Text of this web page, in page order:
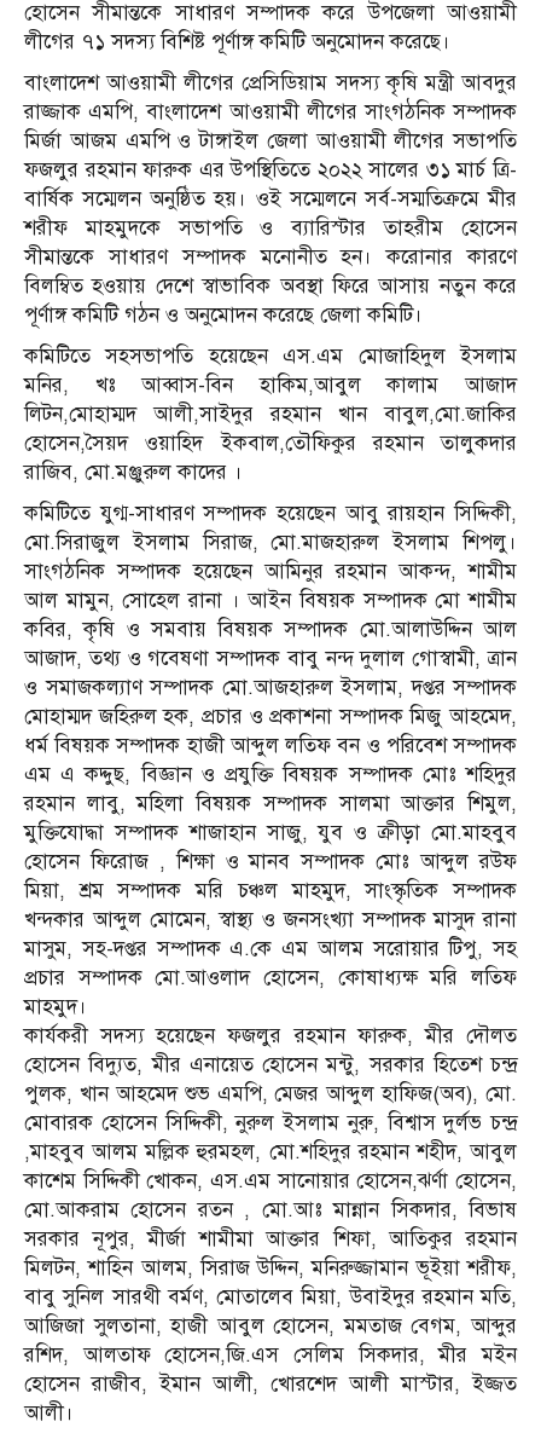
হোসেন সীমান্তকে সাধারণ সম্পাদক করে উপজেলা আওয়ামী
লীগের ৭১ সদস্য বিশিষ্ট পূর্ণাঙ্গ কমিটি অনুমোদন করেছে।
বাংলাদেশ আওয়ামী লীগের প্রেসিডিয়াম সদস্য কৃষি মন্ত্রী আবদুর
রাজ্জাক এমপি, বাংলাদেশ আওয়ামী লীগের সাংগঠনিক সম্পাদক
মির্জা আজম এমপি ও টাঙ্গাইল জেলা আওয়ামী লীগের সভাপতি
ফজলুর রহমান ফারুক এর উপস্থিতিতে ২০২২ সালের ৩১ মার্চ ত্রি-
বার্ষিক সম্মেলন অনুষ্ঠিত হয়। ওই সম্মেলনে সর্ব-সম্মতিক্রমে মীর
শরীফ মাহমুদকে সভাপতি ও ব্যারিস্টার তাহরীম হোসেন
সীমান্তকে সাধারণ সম্পাদক মনোনীত হন। করোনার কারণে
বিলম্বিত হওয়ায় দেশে স্বাভাবিক অবস্থা ফিরে আসায় নতুন করে
পূর্ণাঙ্গ কমিটি গঠন ও অনুমোদন করেছে জেলা কমিটি।
কমিটিতে সহসভাপতি হয়েছেন এস.এম মোজাহিদুল ইসলাম
মনির, খঃ আব্বাস-বিন হাকিম,আবুল কালাম আজাদ
লিটন,মোহাম্মদ আলী,সাইদুর রহমান খান বাবুল,মো.জাকির
হোসেন,সৈয়দ ওয়াহিদ ইকবাল,তৌফিকুর রহমান তালুকদার
রাজিব, মো.মঞ্জুরুল কাদের ।
কমিটিতে যুগ্ম-সাধারণ সম্পাদক হয়েছেন আবু রায়হান সিদ্দিকী,
মো.সিরাজুল ইসলাম সিরাজ, মো.মাজহারুল ইসলাম শিপলু।
সাংগঠনিক সম্পাদক হয়েছেন আমিনুর রহমান আকন্দ, শামীম
আল মামুন, সোহেল রানা । আইন বিষয়ক সম্পাদক মো শামীম
কবির, কৃষি ও সমবায় বিষয়ক সম্পাদক মো.আলাউদ্দিন আল
আজাদ, তথ্য ও গবেষণা সম্পাদক বাবু নন্দ দুলাল গোস্বামী, ত্রান
ও সমাজকল্যাণ সম্পাদক মো.আজহারুল ইসলাম, দপ্তর সম্পাদক
মোহাম্মদ জহিরুল হক, প্রচার ও প্রকাশনা সম্পাদক মিজু আহমেদ,
ধর্ম বিষয়ক সম্পাদক হাজী আব্দুল লতিফ বন ও পরিবেশ সম্পাদক
এম এ কদ্দুছ, বিজ্ঞান ও প্রযুক্তি বিষয়ক সম্পাদক মোঃ শহিদুর
রহমান লাবু, মহিলা বিষয়ক সম্পাদক সালমা আক্তার শিমুল,
মুক্তিযোদ্ধা সম্পাদক শাজাহান সাজু, যুব ও ক্রীড়া মো.মাহবুব
হোসেন ফিরোজ , শিক্ষা ও মানব সম্পাদক মোঃ আব্দুল রউফ
মিয়া, শ্রম সম্পাদক মরি চঞ্চল মাহমুদ, সাংস্কৃতিক সম্পাদক
খন্দকার আব্দুল মোমেন, স্বাস্থ্য ও জনসংখ্যা সম্পাদক মাসুদ রানা
মাসুম, সহ-দপ্তর সম্পাদক এ.কে এম আলম সরোয়ার টিপু, সহ
প্রচার সম্পাদক মো.আওলাদ হোসেন, কোষাধ্যক্ষ মরি লতিফ
মাহমুদ।
কার্যকরী সদস্য হয়েছেন ফজলুর রহমান ফারুক, মীর দৌলত
হোসেন বিদ্যুত, মীর এনায়েত হোসেন মন্টু, সরকার হিতেশ চন্দ্র
পুলক, খান আহমেদ শুভ এমপি, মেজর আব্দুল হাফিজ(অব), মো.
মোবারক হোসেন সিদ্দিকী, নুরুল ইসলাম নুরু, বিশ্বাস দুর্লভ চন্দ্র
,মাহবুব আলম মল্লিক হুরমহল, মো.শহিদুর রহমান শহীদ, আবুল
কাশেম সিদ্দিকী খোকন, এস.এম সানোয়ার হোসেন,ঝর্ণা হোসেন,
মো.আকরাম হোসেন রতন , মো.আঃ মান্নান সিকদার, বিভাষ
সরকার নূপুর, মীর্জা শামীমা আক্তার শিফা, আতিকুর রহমান
মিলটন, শাহিন আলম, সিরাজ উদ্দিন, মনিরুজ্জামান ভূইয়া শরীফ,
বাবু সুনিল সারথী বর্মণ, মোতালেব মিয়া, উবাইদুর রহমান মতি,
আজিজা সুলতানা, হাজী আবুল হোসেন, মমতাজ বেগম, আব্দুর
রশিদ, আলতাফ হোসেন,জি.এস সেলিম সিকদার, মীর মইন
হোসেন রাজীব, ইমান আলী, খোরশেদ আলী মাস্টার, ইজ্জত
আলী।